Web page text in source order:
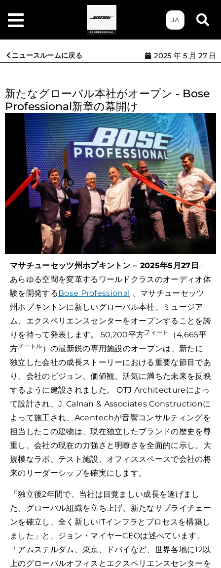
JA
ニュースルームに戻る 2025 年 5 月 27 日
新たなグローバル本社がオープン - Bose
Professional新章の幕開け
マサチューセッツ州ホプキントン – 2025年5月27日 –
あらゆる空間を変革するワールドクラスのオーディオ体
験を開発するBose Professional
、マサチューセッツ
州ホプキントンに新しいグローバル本社、ミュージア
ム、エクスペリエンスセンターをオープンすることを誇
りを持って発表します。 50,200平方フィート
（4,665平
方メートル ）の最新鋭の専用施設のオープンは、新たに
独立した会社の成長ストーリーにおける重要な節目であ
り、会社のビジョン、価値観、活気に満ちた未来を反映
するように建設されました。 OTJ Architectureによっ
て設計され、J. Calnan & Associates Constructionに
よって施工され、Acentechが音響コンサルティングを
担当したこの建物は、現在独立したブランドの歴史を尊
重し、会社の現在の力強さと明瞭さを全面的に示し、大
規模なラボ、テスト施設、オフィススペースで会社の将
来のリーダーシップを確実にします。
「独立後2年間で、当社は目覚ましい成長を遂げまし
た。グローバル組織を立ち上げ、新たなサプライチェー
ンを確立し、全く新しいITインフラとプロセスを構築し
ました」と、ジョン・マイヤーCEOは述べています。
「アムステルダム、東京、ドバイなど、世界各地に12以
上のグローバルオフィスとエクスペリエンスセンターを